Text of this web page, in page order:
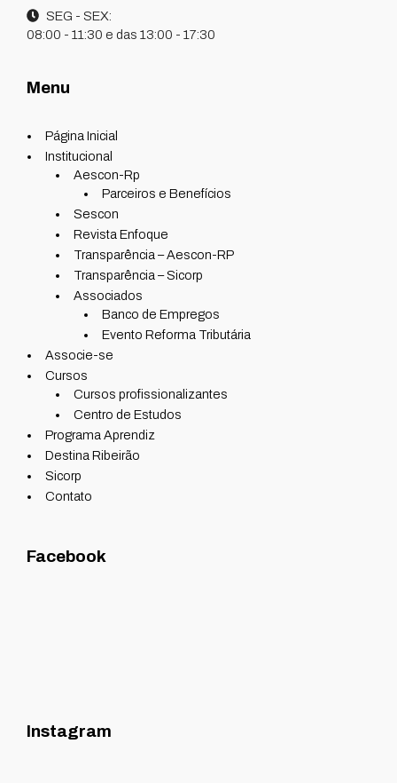
SEG - SEX:
08:00 - 11:30 e das 13:00 - 17:30
Menu
Página Inicial
Institucional
Aescon-Rp
Parceiros e Benefícios
Sescon
Revista Enfoque
Transparência – Aescon-RP
Transparência – Sicorp
Associados
Banco de Empregos
Evento Reforma Tributária
Associe-se
Cursos
Cursos profissionalizantes
Centro de Estudos
Programa Aprendiz
Destina Ribeirão
Sicorp
Contato
Facebook
Instagram